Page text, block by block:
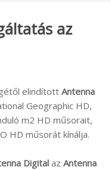
az
elindított Antenna
Geographic HD,
m2 HD műsorait,
HD műsorát kínálja.
Digital az Antenna